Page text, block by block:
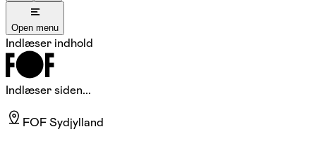
Open menu
Indlæser indhold
Indlæser siden...
FOF Sydjylland